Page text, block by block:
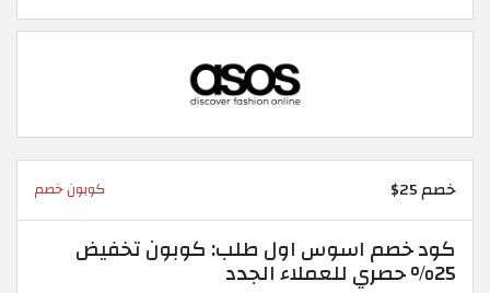
خصم 25$ كوبون خصم
كود خصم اسوس اول طلب: كوبون تخفيض
25% حصري للعملاء الجدد